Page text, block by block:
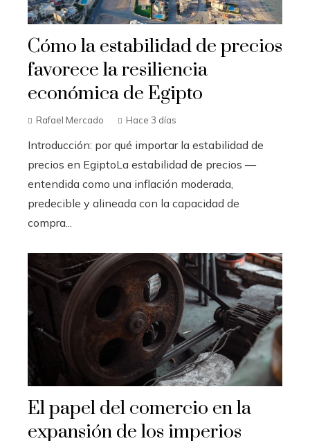
Cómo la estabilidad de precios
favorece la resiliencia
económica de Egipto
Rafael Mercado Hace 3 días
Introducción: por qué importar la estabilidad de
precios en EgiptoLa estabilidad de precios —
entendida como una inflación moderada,
predecible y alineada con la capacidad de
compra...
El papel del comercio en la
expansión de los imperios